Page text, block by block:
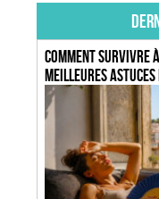
Comment survivre
meilleures